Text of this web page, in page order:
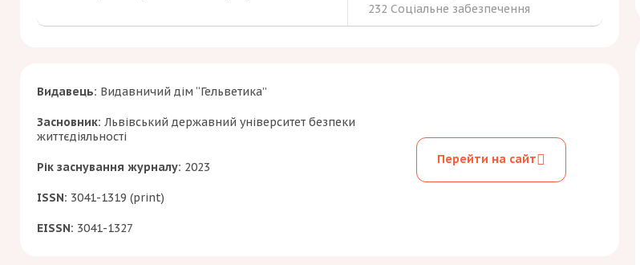
232 Соціальне забезпечення
Видавець: Видавничий дім “Гельветика”
Засновник: Львівський державний університет безпеки
життєдіяльності
Рік заснування журналу: 2023
ISSN: 3041-1319 (print)
EISSN: 3041-1327
Перейти на сайт